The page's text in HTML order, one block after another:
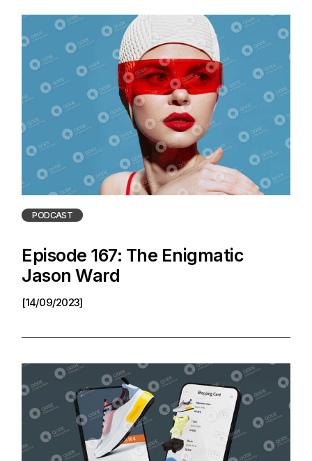
PODCAST
Episode 167: The Enigmatic
Jason Ward
[14/09/2023]